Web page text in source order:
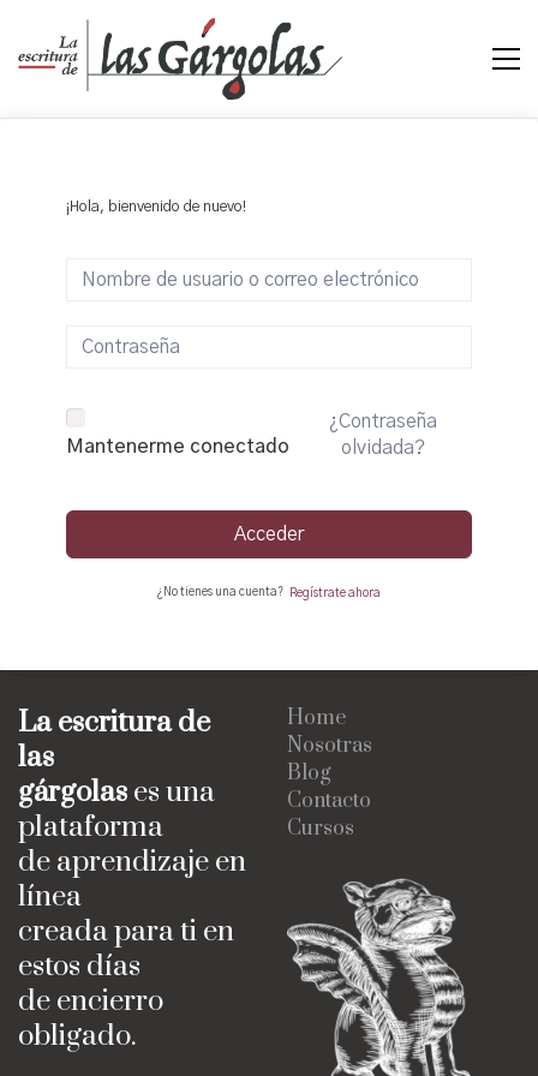
¡Hola, bienvenido de nuevo!
Mantenerme conectado
¿Contraseña
olvidada?
Acceder
¿No tienes una cuenta? Regístrate ahora
La escritura de
las
gárgolas es una
plataforma
de aprendizaje en
línea
creada para ti en
estos días
de encierro
obligado.
Home
Nosotras
Blog
Contacto
Cursos